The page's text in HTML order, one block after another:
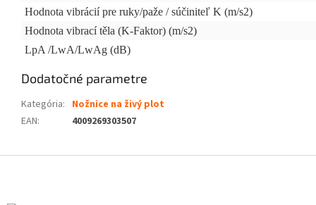
Hodnota vibrácií pre ruky/paže / súčiniteľ K (m/s2)
Hodnota vibrací těla (K-Faktor) (m/s2)
LpA /LwA/LwAg (dB)
Dodatočné parametre
Kategória: Nožnice na živý plot
EAN: 4009269303507